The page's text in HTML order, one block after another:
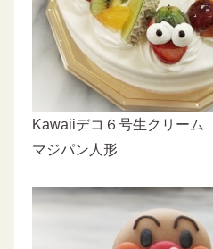
Kawaiiデコ６号生クリーム
マジパン人形